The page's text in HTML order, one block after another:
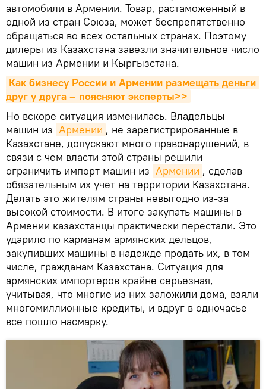
автомобили в Армении. Товар, растаможенный в
одной из стран Союза, может беспрепятственно
обращаться во всех остальных странах. Поэтому
дилеры из Казахстана завезли значительное число
машин из Армении и Кыргызстана.
Как бизнесу России и Армении размещать деньги
друг у друга – поясняют эксперты>>
Но вскоре ситуация изменилась. Владельцы
машин из Армении , не зарегистрированные в
Казахстане, допускают много правонарушений, в
связи с чем власти этой страны решили
ограничить импорт машин из Армении , сделав
обязательным их учет на территории Казахстана.
Делать это жителям страны невыгодно из-за
высокой стоимости. В итоге закупать машины в
Армении казахстанцы практически перестали. Это
ударило по карманам армянских дельцов,
закупивших машины в надежде продать их, в том
числе, гражданам Казахстана. Ситуация для
армянских импортеров крайне серьезная,
учитывая, что многие из них заложили дома, взяли
многомиллионные кредиты, и вдруг в одночасье
все пошло насмарку.